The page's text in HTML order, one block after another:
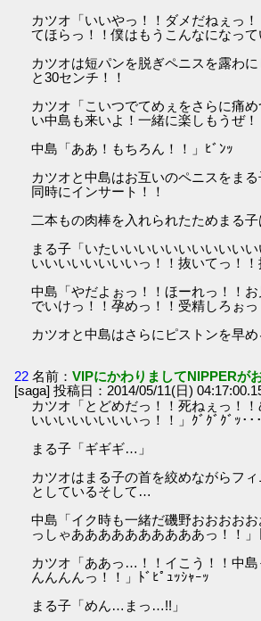
カツオ「いいやっ！！ダメだねぇっ
てほらっ！！僕はもうこんなになって
カツオは短パンを脱ぎペニスを露わ
と30センチ！！
カツオ「こいつでてめぇをさらに痛
い中島も来いよ！一緒に楽しもうぜ！
中島「ああ！もちろん！！」ﾋﾞﾝｯ
カツオと中島はお互いのペニスをま
同時にインサート！！
二本もの肉棒を入れられたためまる
まる子「いたいいいいいいいいいい
いいいいいいいいっ！！抜いてっ！！
中島「やだよぉっ！！ほーれっ！！
でいけっ！！孕めっ！！受精しろぉっ
カツオと中島はさらにピストンを早め
22 名前：VIPにかわりましてNIPPERが
[saga] 投稿日：2014/05/11(日)
カツオ「とどめだっ！！死ねぇっ！
いいいいいいいいっ！！」ｸﾞｸﾞｸﾞｯ･･･
まる子「ギギギ…」
カツオはまる子の首を絞めながらフ
としているそして…
中島「イク時も一緒だ磯野おおおお
っしゃああああああああああっ！！」
カツオ「ああっ…！！イこう！！中
んんんんっ！！」ﾄﾞﾋﾟｭｯｼｬｰｯ
まる子「めん…まっ…!!」